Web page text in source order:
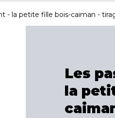
- la petite fille bois-caiman -
Les
la